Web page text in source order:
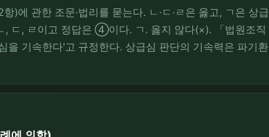
)에 관한 조문·법리를 묻는다. ㄴ·ㄷ·ㄹ은 옳고, ㄱ은 상급
, ㄷ, ㄹ이고 정답은 ④이다. ㄱ. 옳지 않다(×). 「법원조직
을 기속한다'고 규정한다. 상급심 판단의 기속력은 파기환
지 일반적으로 미치는 것이 아니다. 지문은 기속력이 '동